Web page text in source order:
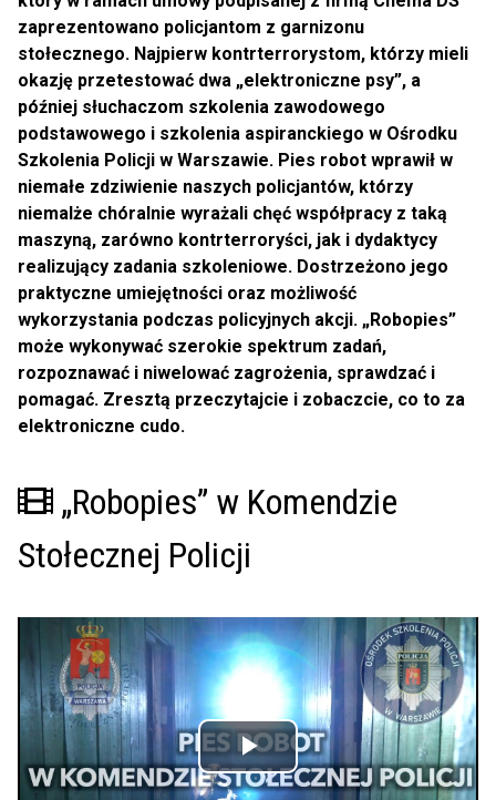
zaprezentowano policjantom z garnizonu
stołecznego. Najpierw kontrterrorystom, którzy mieli
okazję przetestować dwa „elektroniczne psy”, a
później słuchaczom szkolenia zawodowego
podstawowego i szkolenia aspiranckiego w Ośrodku
Szkolenia Policji w Warszawie. Pies robot wprawił w
niemałe zdziwienie naszych policjantów, którzy
niemalże chóralnie wyrażali chęć współpracy z taką
maszyną, zarówno kontrterroryści, jak i dydaktycy
realizujący zadania szkoleniowe. Dostrzeżono jego
praktyczne umiejętności oraz możliwość
wykorzystania podczas policyjnych akcji. „Robopies”
może wykonywać szerokie spektrum zadań,
rozpoznawać i niwelować zagrożenia, sprawdzać i
pomagać. Zresztą przeczytajcie i zobaczcie, co to za
elektroniczne cudo.
Film
„Robopies” w Komendzie
Stołecznej Policji
filmu:
„Robopies”
w
Komendzie
Stołecznej
Policji
Odtwórz